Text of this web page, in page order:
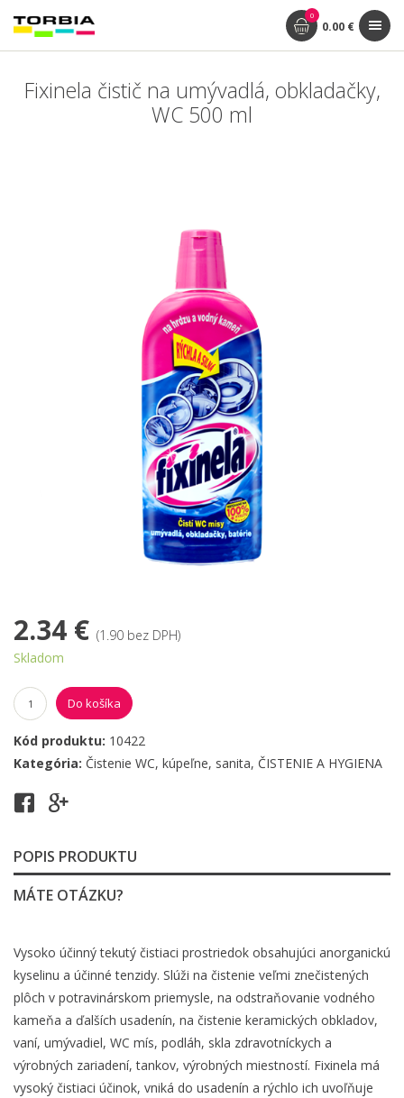
0
0.00 €
Fixinela čistič na umývadlá, obkladačky,
WC 500 ml
2.34 € (1.90 bez DPH)
Skladom
Do košíka
Kód produktu: 10422
Kategória: Čistenie WC, kúpeľne, sanita, ČISTENIE A HYGIENA
POPIS PRODUKTU
MÁTE OTÁZKU?
Vysoko účinný tekutý čistiaci prostriedok obsahujúci anorganickú
kyselinu a účinné tenzidy. Slúži na čistenie veľmi znečistených
plôch v potravinárskom priemysle, na odstraňovanie vodného
kameňa a ďalších usadenín, na čistenie keramických obkladov,
vaní, umývadiel, WC mís, podláh, skla zdravotníckych a
výrobných zariadení, tankov, výrobných miestností. Fixinela má
vysoký čistiaci účinok, vniká do usadenín a rýchlo ich uvoľňuje